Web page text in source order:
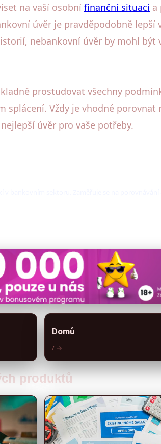
na vaší osobní finanční situaci a
úvěr je pravděpodobně
nebankovní úvěr by mohl být
prostudovat všechny
Vždy je vhodné
úvěr pro vaše potřeby.
Domů
/ →
produktů